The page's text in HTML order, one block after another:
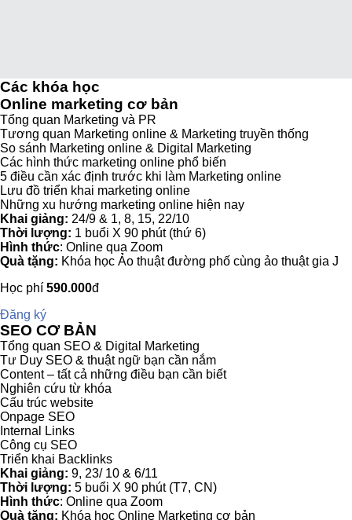
Các khóa học
Online marketing cơ bản
Tổng quan Marketing và PR
Tương quan Marketing online & Marketing truyền thống
So sánh Marketing online & Digital Marketing
Các hình thức marketing online phổ biến
5 điều cần xác định trước khi làm Marketing online
Lưu đồ triển khai marketing online
Những xu hướng marketing online hiện nay
Khai giảng: 24/9 & 1, 8, 15, 22/10
Thời lượng: 1 buổi X 90 phút (thứ 6)
Hình thức: Online qua Zoom
Quà tặng: Khóa học Ảo thuật đường phố cùng ảo thuật gia J
Học phí 590.000đ
Đăng ký
SEO CƠ BẢN
Tổng quan SEO & Digital Marketing
Tư Duy SEO & thuật ngữ bạn cần nắm
Content – tất cả những điều bạn cần biết
Nghiên cứu từ khóa
Cấu trúc website
Onpage SEO
Internal Links
Công cụ SEO
Triển khai Backlinks
Khai giảng: 9, 23/ 10 & 6/11
Thời lượng: 5 buổi X 90 phút (T7, CN)
Hình thức: Online qua Zoom
Quà tặng: Khóa học Online Marketing cơ bản